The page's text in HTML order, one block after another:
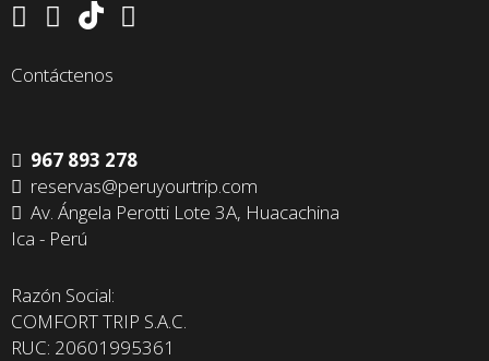
Contáctenos
967 893 278
reservas@peruyourtrip.com
Av. Ángela Perotti Lote 3A, Huacachina
Ica - Perú
Razón Social:
COMFORT TRIP S.A.C.
RUC: 20601995361